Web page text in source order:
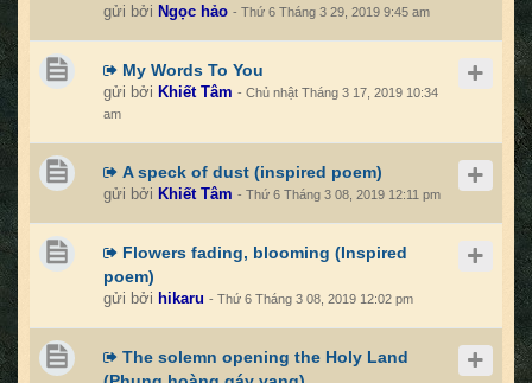
gửi bởi Ngọc hảo - Thứ 6 Tháng 3 29, 2019 9:45 am
My Words To You
gửi bởi Khiết Tâm - Chủ nhật Tháng 3 17, 2019 10:34
am
A speck of dust (inspired poem)
gửi bởi Khiết Tâm - Thứ 6 Tháng 3 08, 2019 12:11 pm
Flowers fading, blooming (Inspired
poem)
gửi bởi hikaru - Thứ 6 Tháng 3 08, 2019 12:02 pm
The solemn opening the Holy Land